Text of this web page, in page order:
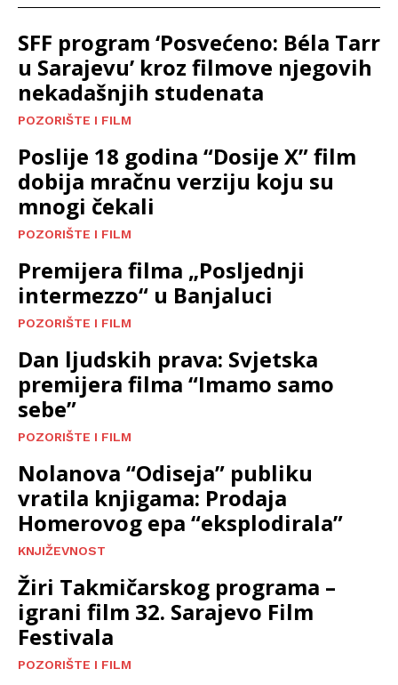
SFF program ‘Posvećeno: Béla Tarr
u Sarajevu’ kroz filmove njegovih
nekadašnjih studenata
POZORIŠTE I FILM
Poslije 18 godina “Dosije X” film
dobija mračnu verziju koju su
mnogi čekali
POZORIŠTE I FILM
Premijera filma „Posljednji
intermezzo“ u Banjaluci
POZORIŠTE I FILM
Dan ljudskih prava: Svjetska
premijera filma “Imamo samo
sebe”
POZORIŠTE I FILM
Nolanova “Odiseja” publiku
vratila knjigama: Prodaja
Homerovog epa “eksplodirala”
KNJIŽEVNOST
Žiri Takmičarskog programa –
igrani film 32. Sarajevo Film
Festivala
POZORIŠTE I FILM